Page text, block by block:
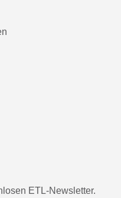
ETL-Newsletter.